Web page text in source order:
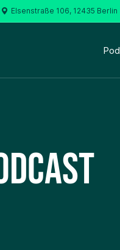
Elsenstraße 106, 12435 Berlin